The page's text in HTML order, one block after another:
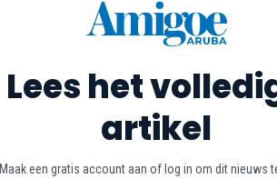
Lees het
artikel
Maak een gratis account aan of log in om dit nieuws